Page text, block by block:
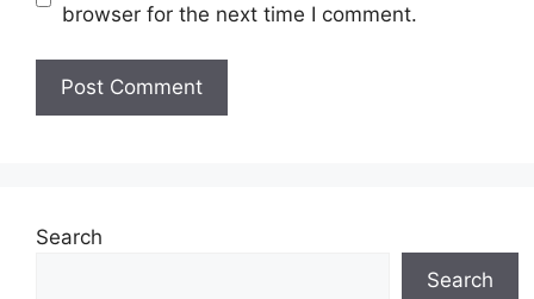
browser for the next time I comment.
Search
Search